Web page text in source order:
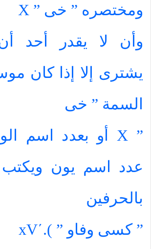
ومختصره ” خى ” X
وأن لا يقدر أحد
يشترى إلا إذا كان
السمة ” خى
”
X أو بعدد اسم
عدد اسم يون ويكتب
بالحرفين
” كسى وفاو ”
xV΄).